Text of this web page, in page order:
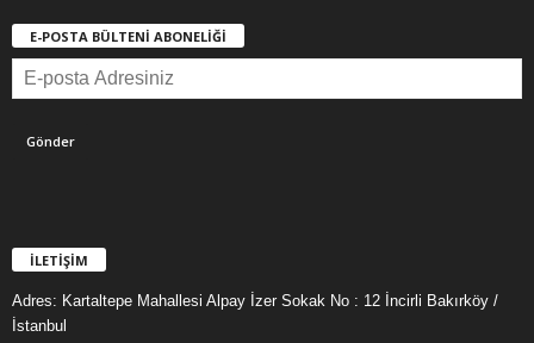
E-POSTA BÜLTENİ ABONELİĞİ
İLETİŞİM
Adres: Kartaltepe Mahallesi Alpay İzer Sokak No : 12 İncirli Bakırköy /
İstanbul